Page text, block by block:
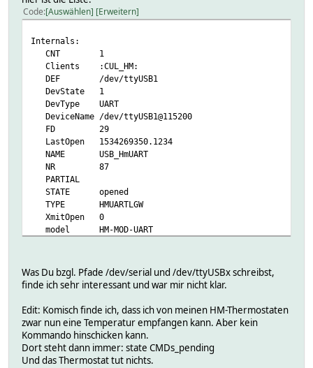
Code Auswählen Erweitern
Internals:
CNT 1
Clients :CUL_HM:
DEF /dev/ttyUSB1
DevState 1
DevType UART
DeviceName /dev/ttyUSB1@115200
FD 29
LastOpen 1534269350.1234
NAME USB_HmUART
NR 87
PARTIAL
STATE opened
TYPE HMUARTLGW
XmitOpen 0
model HM-MOD-UART
1:
cmd 00
frame FD00030001009E03
resend 1
time 1534269351.12537
LastSendLen:
3
Was Du bzgl. Pfade /dev/serial und /dev/ttyUSBx schreibst,
finde ich sehr interessant und war mir nicht klar.
Edit: Komisch finde ich, dass ich von meinen HM-Thermostaten
zwar nun eine Temperatur empfangen kann. Aber kein
Kommando hinschicken kann.
Dort steht dann immer: state CMDs_pending
Und das Thermostat tut nichts.